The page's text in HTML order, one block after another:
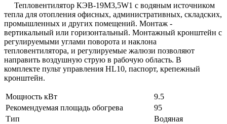
Тепловентилятор КЭВ-19M3,5W1 с водяным источником
тепла для отопления офисных, административных, складских,
промышленных и других помещений. Монтаж -
вертикальный или горизонтальный. Монтажный кронштейн с
регулируемыми углами поворота и наклона
тепловентилятора, и регулируемые жалюзи позволяют
направить воздушную струю в рабочую область. В
комплекте пульт управления HL10, паспорт, крепежный
кронштейн.
Мощность кВт
9.5
Рекомендуемая площадь обогрева
95
Тип
Водяная